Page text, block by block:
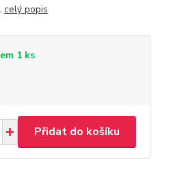
celý popis
1 ks
Přidat do košíku